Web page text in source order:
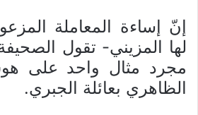
إنّ إساءة المعاملة
لها المزيني- تقول
مجرد مثال واحد على
الظاهري بعائلة الجبري.